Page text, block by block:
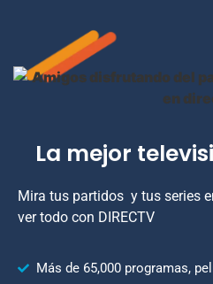
La mejor
Mira tus partidos y tus series
ver todo con DIRECTV
Más de 65,000 programas,